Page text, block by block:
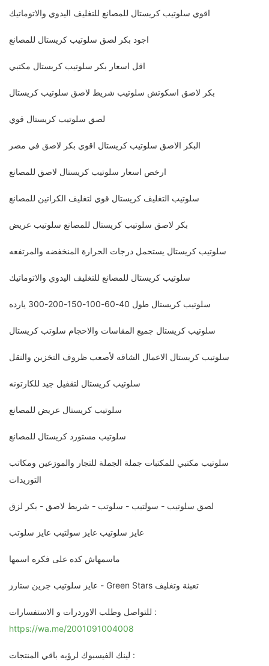
اقوي سلوتيب كريستال للمصانع للتغليف اليدوي والاتوماتيك
اجود بكر لصق سلوتيب كريستال للمصانع
اقل اسعار بكر سلوتيب كريستال مكتبي
بكر لاصق اسكوتش سلوتيب شريط لاصق سلوتيب كريستال
لصق سلوتيب كريستال قوي
البكر الاصق سلوتيب كريستال اقوي بكر لاصق في مصر
ارخص اسعار سلوتيب كريستال لاصق للمصانع
سلوتيب التغليف كريستال قوي لتغليف الكراتين للمصانع
بكر لاصق سلوتيب كريستال للمصانع سلوتيب عريض
سلوتيب كريستال يستحمل درجات الحرارة المنخفضه والمرتفعه
سلوتيب كريستال للمصانع للتغليف اليدوي والاتوماتيك
سلوتيب كريستال طول 40-60-100-150-200-300 يارده
سلوتيب كريستال جميع المقاسات والاحجام سلوتب كريستال
سلوتيب كريستال الاعمال الشاقه لأصعب ظروف التخزين والنقل
سلوتيب كريستال لتقفيل جيد للكارتونه
سلوتيب كريستال عريض للمصانع
سلوتيب مستورد كريستال للمصانع
سلوتيب مكتبي للمكتبات جملة الجملة للتجار والموزعين ومكاتب
التوريدات
لصق سلوتيب - سولتيب - سلوتب - شريط لاصق - بكر لزق
عايز سلوتيب عايز سولتيب عايز سلوتب
ماسمهاش كده على فكره اسمها
عايز سلوتيب جرين ستارز - Green Stars تعبئة وتغليف
للتواصل وطلب الاوردرات و الاستفسارات :
https://wa.me/2001091004008
لينك الفيسبوك لرؤيه باقي المنتجات :